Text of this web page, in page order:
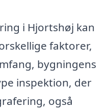
i Hjortshøj kan
faktorer,
bygningens
inspektion, der
også